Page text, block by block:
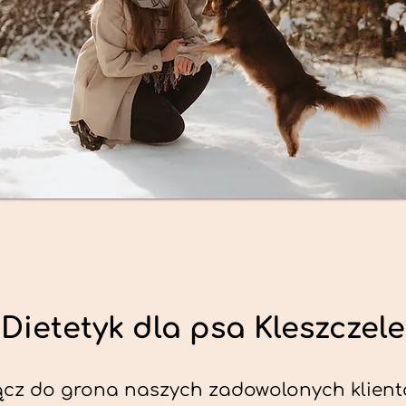
Dietetyk dla psa Kleszczele
do grona naszych zadowolonych